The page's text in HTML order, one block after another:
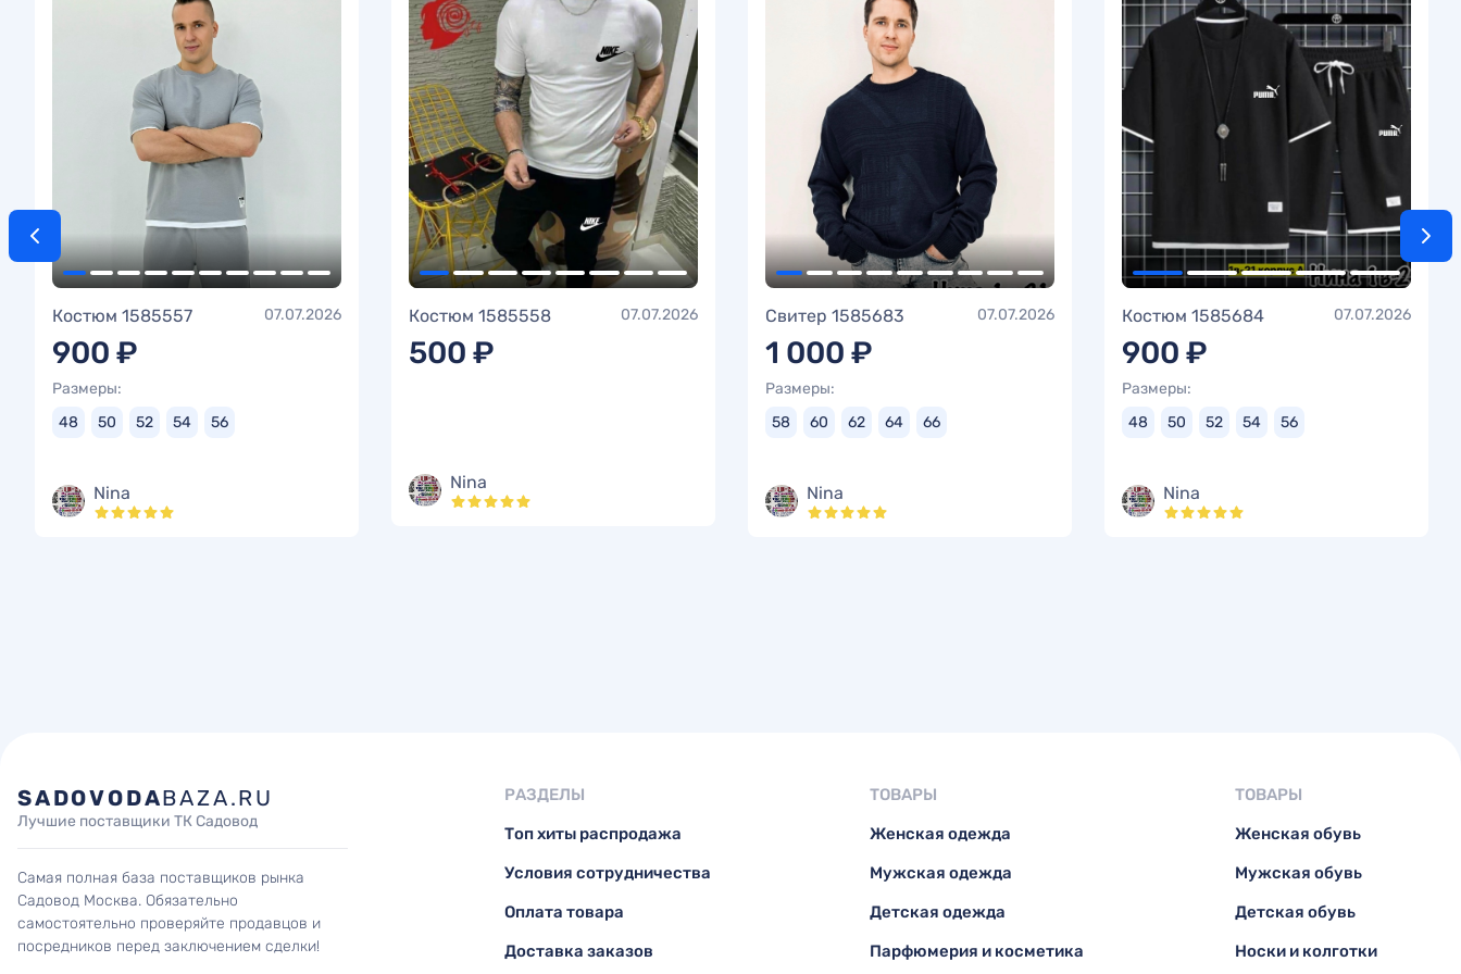
Костюм 1585557 07.07.2026
900 ₽
Размеры:
48
50 52 54 56
Nina
Костюм 1585558 07.07.2026
500 ₽
Nina
Свитер 1585683 07.07.2026
1 000 ₽
Размеры:
58
60 62 64 66
Nina
Костюм 1585684 07.07.2026
900 ₽
Размеры:
48
50 52 54 56
Nina
SADOVODABAZA.RU
Лучшие поставщики ТК Садовод
Самая полная база поставщиков рынка
Садовод Москва. Обязательно
самостоятельно проверяйте продавцов и
посредников перед заключением сделки!
РАЗДЕЛЫ
Топ хиты распродажа
Условия сотрудничества
Оплата товара
Доставка заказов
ТОВАРЫ
Женская одежда
Мужская одежда
Детская одежда
Парфюмерия и косметика
ТОВАРЫ
Женская обувь
Мужская обувь
Детская обувь
Носки и колготки